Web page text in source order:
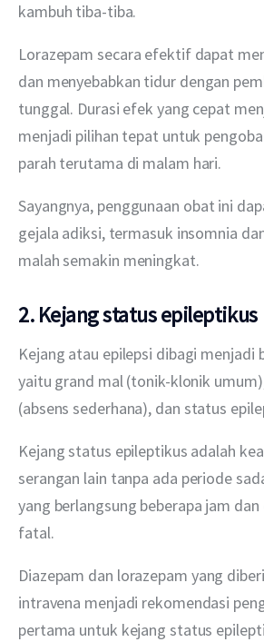
kambuh tiba-tiba.
Lorazepam secara efektif dapat
dan menyebabkan tidur dengan
tunggal. Durasi efek yang cepat
menjadi pilihan tepat untuk
parah terutama di malam hari.
Sayangnya, penggunaan obat ini
gejala adiksi, termasuk insomnia
malah semakin meningkat.
2. Kejang status epileptikus
Kejang atau epilepsi dibagi menjadi
yaitu grand mal (tonik-klonik
(absens sederhana), dan status
Kejang status epileptikus adalah
serangan lain tanpa ada periode
yang berlangsung beberapa jam
fatal.
Diazepam dan lorazepam yang
intravena menjadi rekomendasi
pertama untuk kejang status